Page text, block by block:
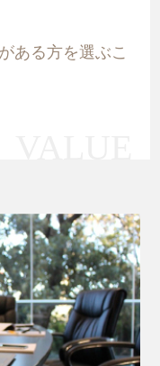
ある方を選ぶこ